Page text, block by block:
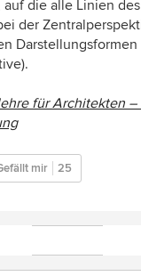
die alle Linien
der
für Architekten
mir 25